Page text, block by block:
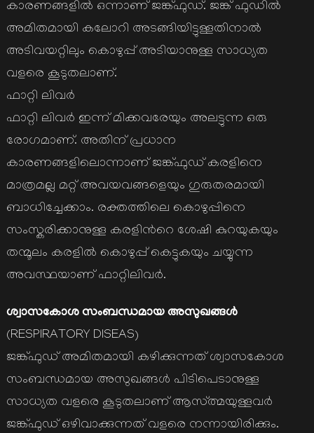
കാരണങ്ങളില്‍ ഒന്നാണ് ജങ്ക്ഫുഡ്. ജങ്ക് ഫുഡില്‍
അമിതമായി കലോറി അടങ്ങിയിട്ടുള്ളതിനാല്‍
അടിവയറ്റിലും കൊഴുപ്പ് അടിയാനുള്ള സാധ്യത
വളരെ കൂടുതലാണ്.
ഫാറ്റി ലിവര്‍
ഫാറ്റി ലിവര്‍ ഇന്ന് മിക്കവരേയും അലട്ടുന്ന ഒരു
രോഗമാണ്. അതിന് പ്രധാന
കാരണങ്ങളിലൊന്നാണ് ജങ്ക്ഫുഡ് കരളിനെ
മാത്രമല്ല മറ്റ് അവയവങ്ങളെയും ഗുരുതരമായി
ബാധിച്ചേക്കാം. രക്തത്തിലെ കൊഴുപ്പിനെ
സംസ്കരിക്കാനുള്ള കരളിന്‍റെ ശേഷി കുറയുകയും
തന്മൂലം കരളില്‍ കൊഴുപ്പ് കെട്ടുകയും ചയ്യുന്ന
അവസ്ഥയാണ് ഫാറ്റിലിവര്‍.
ശ്വാസകോശ സംബന്ധമായ അസുഖങ്ങള്‍
(RESPIRATORY DISEAS)
ജങ്ക്ഫുഡ് അമിതമായി കഴിക്കുന്നത് ശ്വാസകോശ
സംബന്ധമായ അസുഖങ്ങള്‍ പിടിപെടാനുള്ള
സാധ്യത വളരെ കൂടുതലാണ് ആസ്ത്മയുള്ളവര്‍
ജങ്ക്ഫുഡ് ഒഴിവാക്കുന്നത് വളരെ നന്നായിരിക്കും.